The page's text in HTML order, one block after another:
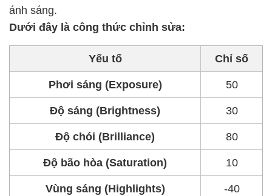
ánh sáng.
Dưới đây là công thức chỉnh sửa:
Yếu tố Chỉ số
Phơi sáng (Exposure) 50
Độ sáng (Brightness) 30
Độ chói (Brilliance) 80
Độ bão hòa (Saturation) 10
Vùng sáng (Highlights) -40